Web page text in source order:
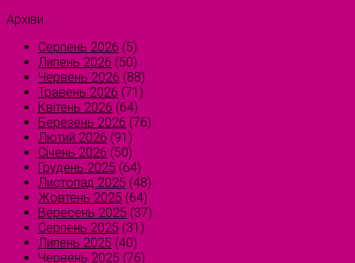
Архіви
Серпень 2026 (5)
Липень 2026 (50)
Червень 2026 (88)
Травень 2026 (71)
Квітень 2026 (64)
Березень 2026 (76)
Лютий 2026 (91)
Січень 2026 (50)
Грудень 2025 (64)
Листопад 2025 (48)
Жовтень 2025 (64)
Вересень 2025 (37)
Серпень 2025 (31)
Липень 2025 (40)
Червень 2025 (76)